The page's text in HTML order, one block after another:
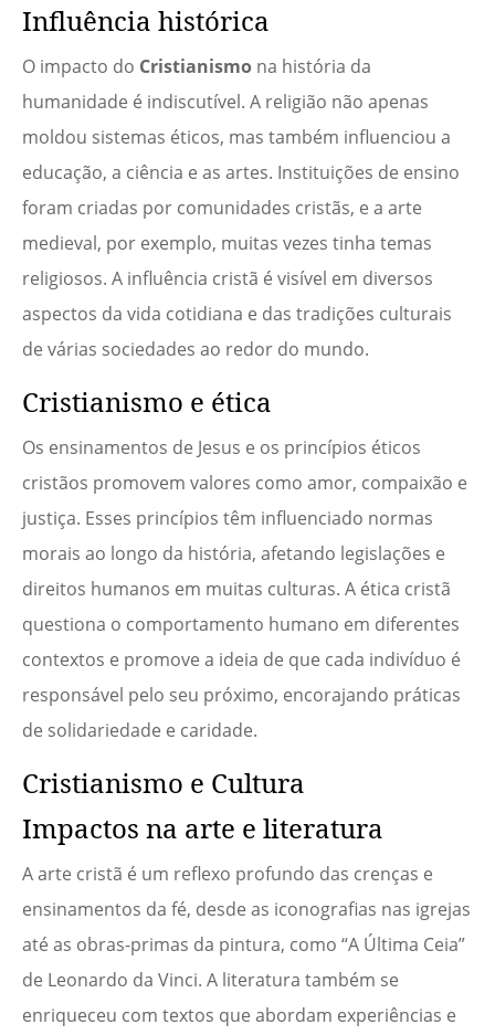
Influência histórica
O impacto do Cristianismo na história da
humanidade é indiscutível. A religião não apenas
moldou sistemas éticos, mas também influenciou a
educação, a ciência e as artes. Instituições de ensino
foram criadas por comunidades cristãs, e a arte
medieval, por exemplo, muitas vezes tinha temas
religiosos. A influência cristã é visível em diversos
aspectos da vida cotidiana e das tradições culturais
de várias sociedades ao redor do mundo.
Cristianismo e ética
Os ensinamentos de Jesus e os princípios éticos
cristãos promovem valores como amor, compaixão e
justiça. Esses princípios têm influenciado normas
morais ao longo da história, afetando legislações e
direitos humanos em muitas culturas. A ética cristã
questiona o comportamento humano em diferentes
contextos e promove a ideia de que cada indivíduo é
responsável pelo seu próximo, encorajando práticas
de solidariedade e caridade.
Cristianismo e Cultura
Impactos na arte e literatura
A arte cristã é um reflexo profundo das crenças e
ensinamentos da fé, desde as iconografias nas igrejas
até as obras-primas da pintura, como “A Última Ceia”
de Leonardo da Vinci. A literatura também se
enriqueceu com textos que abordam experiências e